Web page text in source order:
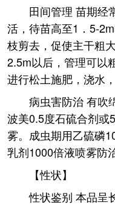
田间管理 苗期经
活，待苗高至1．5-
枝剪去，促使主干粗
2.5m以后，管理可以
进行松土施肥，浇水
病虫害防治 有吹
波美0.5度石硫合剂或
雾。成虫期用乙硫磷
乳剂1000倍液喷雾防治
【性状】
性状鉴别 本品呈